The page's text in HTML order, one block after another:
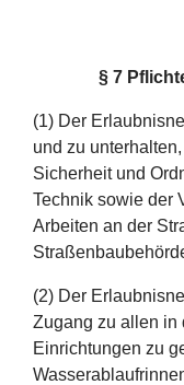
§ 7
(1) Der
und zu
Sicherheit und
Technik sowie der
Arbeiten an der
(2) Der
Zugang zu allen in
Einrichtungen zu